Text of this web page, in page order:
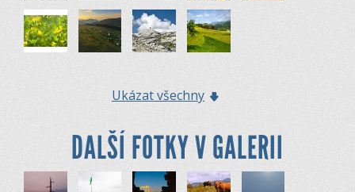
Ukázat všechny
DALŠÍ FOTKY V GALERII